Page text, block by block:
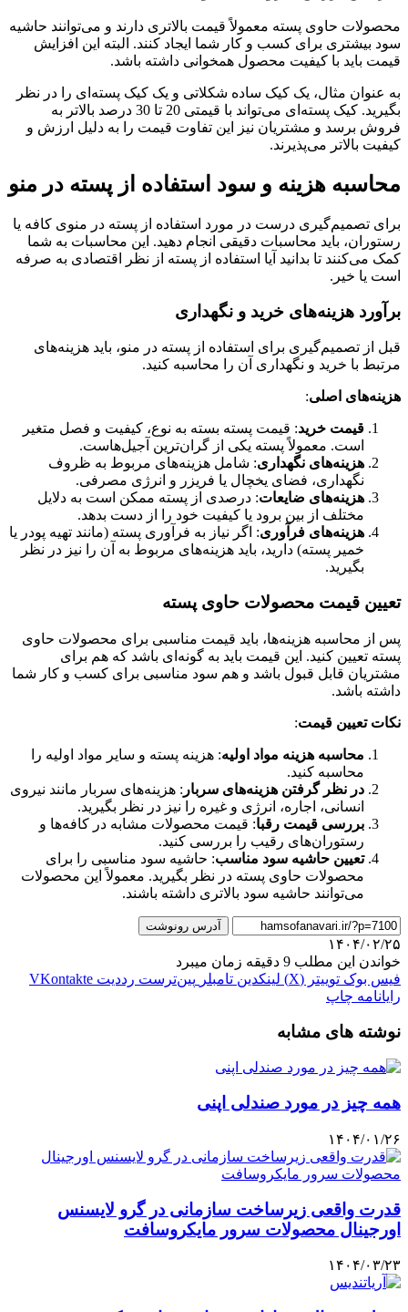
محصولات حاوی پسته معمولاً قیمت بالاتری دارند و می‌توانند حاشیه
سود بیشتری برای کسب و کار شما ایجاد کنند. البته این افزایش
قیمت باید با کیفیت محصول همخوانی داشته باشد.
به عنوان مثال، یک کیک ساده شکلاتی و یک کیک پسته‌ای را در نظر
بگیرید. کیک پسته‌ای می‌تواند با قیمتی 20 تا 30 درصد بالاتر به
فروش برسد و مشتریان نیز این تفاوت قیمت را به دلیل ارزش و
کیفیت بالاتر می‌پذیرند.
محاسبه هزینه و سود استفاده از پسته در منو
برای تصمیم‌گیری درست در مورد استفاده از پسته در منوی کافه یا
رستوران، باید محاسبات دقیقی انجام دهید. این محاسبات به شما
کمک می‌کنند تا بدانید آیا استفاده از پسته از نظر اقتصادی به صرفه
است یا خیر.
برآورد هزینه‌های خرید و نگهداری
قبل از تصمیم‌گیری برای استفاده از پسته در منو، باید هزینه‌های
مرتبط با خرید و نگهداری آن را محاسبه کنید.
هزینه‌های اصلی:
قیمت خرید: قیمت پسته بسته به نوع، کیفیت و فصل متغیر
است. معمولاً پسته یکی از گران‌ترین آجیل‌هاست.
هزینه‌های نگهداری: شامل هزینه‌های مربوط به ظروف
نگهداری، فضای یخچال یا فریزر و انرژی مصرفی.
هزینه‌های ضایعات: درصدی از پسته ممکن است به دلایل
مختلف از بین برود یا کیفیت خود را از دست بدهد.
هزینه‌های فرآوری: اگر نیاز به فرآوری پسته (مانند تهیه پودر یا
خمیر پسته) دارید، باید هزینه‌های مربوط به آن را نیز در نظر
بگیرید.
تعیین قیمت محصولات حاوی پسته
پس از محاسبه هزینه‌ها، باید قیمت مناسبی برای محصولات حاوی
پسته تعیین کنید. این قیمت باید به گونه‌ای باشد که هم برای
مشتریان قابل قبول باشد و هم سود مناسبی برای کسب و کار شما
داشته باشد.
نکات تعیین قیمت:
محاسبه هزینه مواد اولیه: هزینه پسته و سایر مواد اولیه را
محاسبه کنید.
در نظر گرفتن هزینه‌های سربار : هزینه‌های سربار مانند نیروی
انسانی، اجاره، انرژی و غیره را نیز در نظر بگیرید.
بررسی قیمت رقبا: قیمت محصولات مشابه در کافه‌ها و
رستوران‌های رقیب را بررسی کنید.
تعیین حاشیه سود مناسب: حاشیه سود مناسبی را برای
محصولات حاوی پسته در نظر بگیرید. معمولاً این محصولات
می‌توانند حاشیه سود بالاتری داشته باشند.
آدرس رونوشت
۱۴۰۴/۰۲/۲۵
خواندن این مطلب 9 دقیقه زمان میبرد
فیس بوک توییتر (X) لینکدین ‫تامبلر ‫پین‌ترست ‫رددیت ‫VKontakte
رایانامه چاپ
نوشته های مشابه
همه چیز در مورد صندلی اپنی
۱۴۰۴/۰۱/۲۶
قدرت واقعی زیرساخت سازمانی در گرو لایسنس
اورجینال محصولات سرور مایکروسافت
۱۴۰۴/۰۳/۲۳